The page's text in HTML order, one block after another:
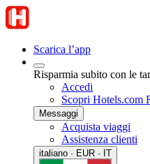
Scarica l’app
Risparmia subito con le
Accedi
Scopri Hotels.com
Messaggi
Acquista viaggi
Assistenza clienti
italiano · EUR · IT